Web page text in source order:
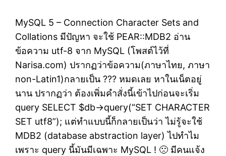
MySQL 5 – Connection Character Sets and
Collations มีปัญหา จะใช้ PEAR::MDB2 อ่าน
ข้อความ utf-8 จาก MySQL (โพสต์ไว้ที่
Narisa.com) ปรากฏว่าข้อความ(ภาษาไทย, ภาษา
non-Latin1)กลายเป็น ??? หมดเลย หาในเน็ตอยู่
นาน ปรากฏว่า ต้องเพิ่มคำสั่งนี้เข้าไปก่อนจะเริ่ม
query SELECT $db->query(“SET CHARACTER
SET utf8”); แต่ทำแบบนี้ก็กลายเป็นว่า ไม่รู้จะใช้
MDB2 (database abstraction layer) ไปทำไม
เพราะ query นี้มันมีเฉพาะ MySQL ! 🙁 มีคนแจ้ง